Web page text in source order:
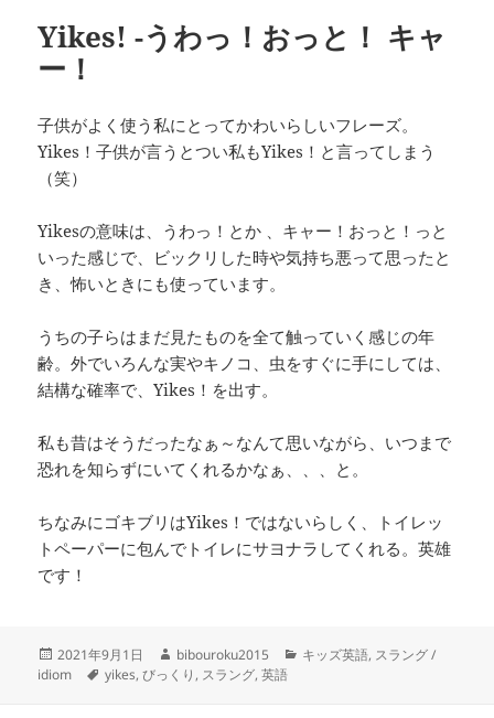
Yikes! -うわっ！おっと！ キャ
ー！
子供がよく使う私にとってかわいらしいフレーズ。
Yikes！子供が言うとつい私もYikes！と言ってしまう
（笑）
Yikesの意味は、うわっ！とか 、キャー！おっと！っと
いった感じで、ビックリした時や気持ち悪って思ったと
き、怖いときにも使っています。
うちの子らはまだ見たものを全て触っていく感じの年
齢。外でいろんな実やキノコ、虫をすぐに手にしては、
結構な確率で、Yikes！を出す。
私も昔はそうだったなぁ～なんて思いながら、いつまで
恐れを知らずにいてくれるかなぁ、、、と。
ちなみにゴキブリはYikes！ではないらしく、トイレッ
トペーパーに包んでトイレにサヨナラしてくれる。英雄
です！
投
稿
2021年9月1日
作
成
bibouroku2015
カ
キッズ英語, スラング /
idiom
タ
yikes,びっくり , スラング,英語